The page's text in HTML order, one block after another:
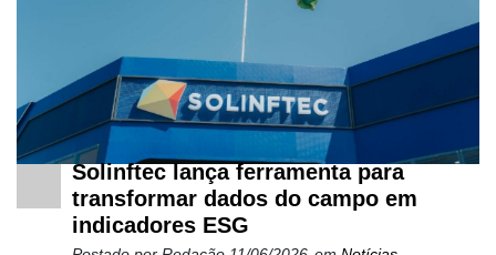
Solinftec lança ferramenta para
transformar dados do campo em
indicadores ESG